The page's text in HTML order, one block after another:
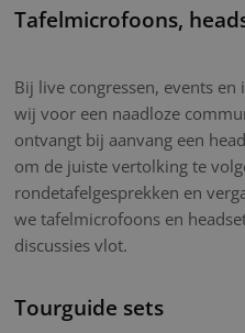
Tafelmicrofoons,
Bij live congressen, events
wij voor een naadloze
ontvangt bij aanvang een
om de juiste vertolking te
rondetafelgesprekken en
we tafelmicrofoons en
discussies vlot.
Tourguide sets